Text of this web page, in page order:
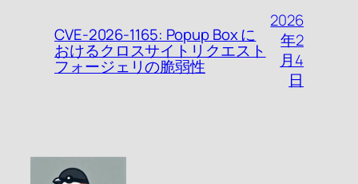
CVE-2026-1165: Popup Box に
おけるクロスサイトリクエスト
フォージェリの脆弱性
2026
年2
月4
日